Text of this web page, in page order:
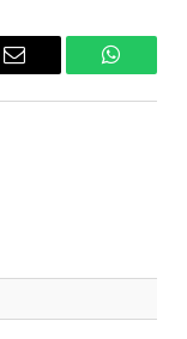
Email